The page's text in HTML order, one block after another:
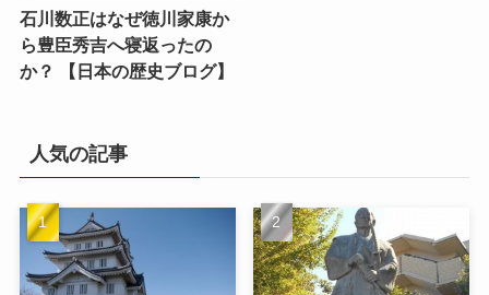
石川数正はなぜ徳川家康か
ら豊臣秀吉へ寝返ったの
か？ 【日本の歴史ブログ】
人気の記事